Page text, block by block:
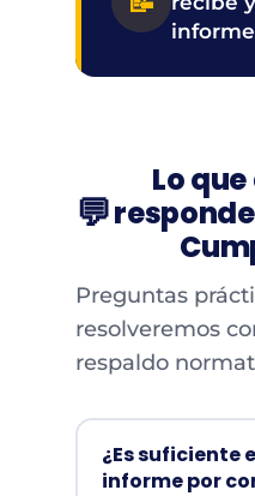
💬
Lo
Preguntas
resolveremos
respaldo
¿Es suficiente
informe por